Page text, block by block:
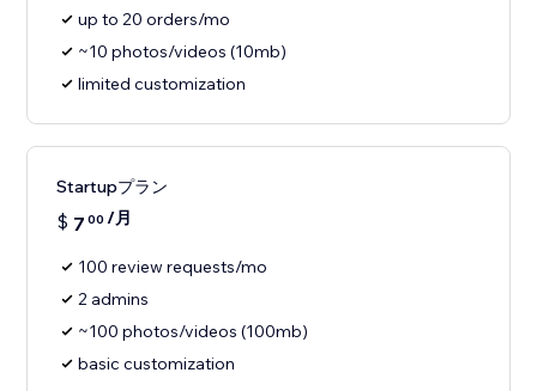
up to 20 orders/mo
~10 photos/videos (10mb)
limited customization
Startupプラン
$ 7 00 /月
100 review requests/mo
2 admins
~100 photos/videos (100mb)
basic customization